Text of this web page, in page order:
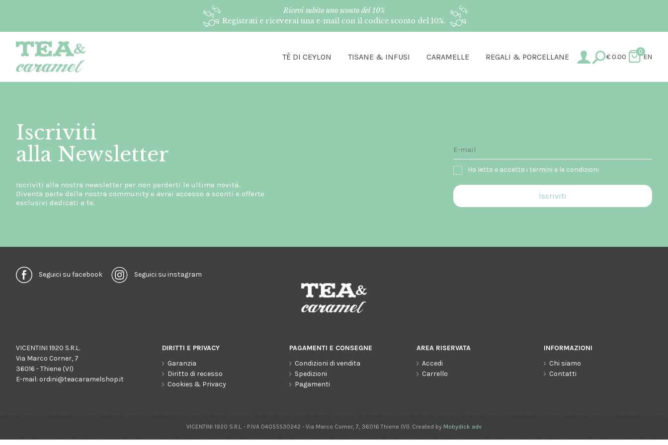
Ricevi subito uno sconto del 10%
Registrati e riceverai una e-mail con il codice sconto del 10%.
TÈ DI CEYLON TISANE & INFUSI CARAMELLE REGALI & PORCELLANE € 0.00
0
EN
Iscriviti
alla Newsletter
Iscriviti alla nostra newsletter per non perderti le ultime novità.
Diventa parte della nostra community e avrai accesso a sconti e offerte
esclusivi dedicati a te.
Ho letto e accetto i termini e le condizioni
Seguici su facebook Seguici su instagram
VICENTINI 1920 S.R.L.
Via Marco Corner, 7
36016 - Thiene (VI)
E-mail: ordini@teacaramelshop.it
DIRITTI E PRIVACY
Garanzia
Diritto di recesso
Cookies & Privacy
PAGAMENTI E CONSEGNE
Condizioni di vendita
Spedizioni
Pagamenti
AREA RISERVATA
Accedi
Carrello
INFORMAZIONI
Chi siamo
Contatti
VICENTINI 1920 S.R.L. - P.IVA 04055530242 - Via Marco Corner, 7, 36016 Thiene (VI). Created by Mobydick adv